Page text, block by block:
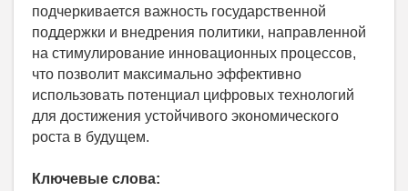
подчеркивается важность государственной
поддержки и внедрения политики, направленной
на стимулирование инновационных процессов,
что позволит максимально эффективно
использовать потенциал цифровых технологий
для достижения устойчивого экономического
роста в будущем.
Ключевые слова: